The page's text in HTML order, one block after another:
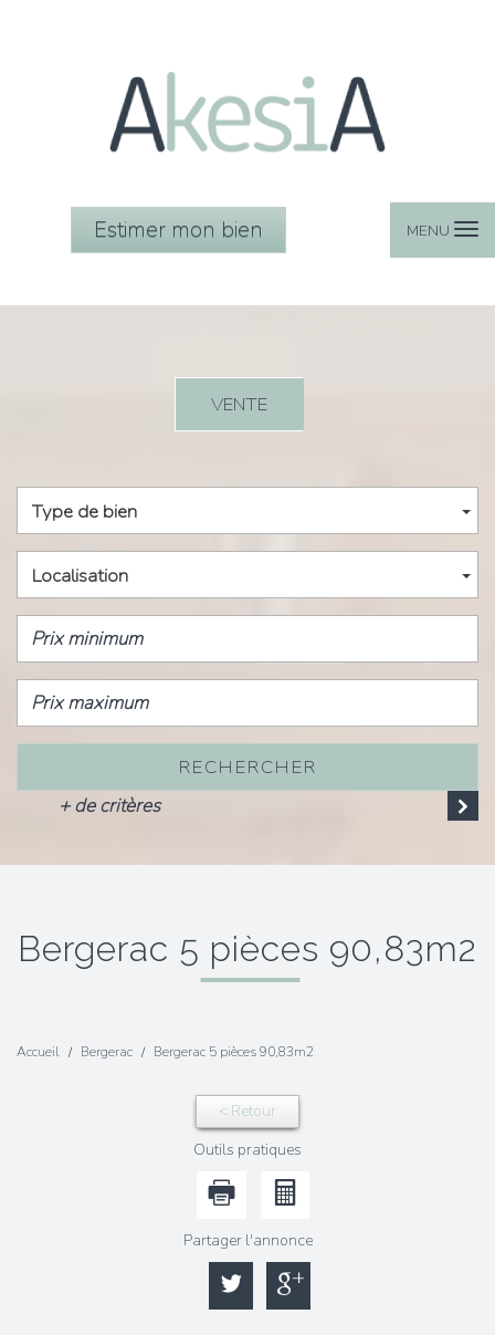
MENU
Estimer mon bien
VENTE
Type de bien
Localisation
RECHERCHER
+ de critères
bergerac 5 pièces 90,83m2
Accueil Bergerac Bergerac 5 pièces 90,83m2
< Retour
Outils pratiques
Partager l'annonce